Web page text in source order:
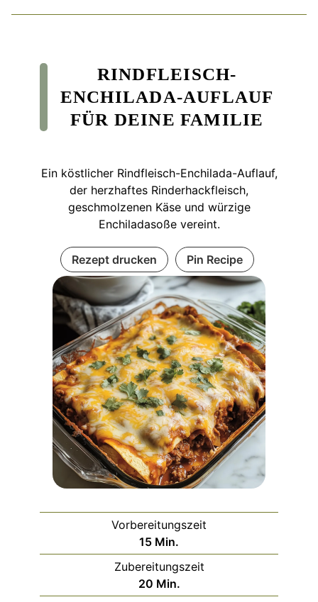
RINDFLEISCH-
ENCHILADA-AUFLAUF
FÜR DEINE FAMILIE
Ein köstlicher Rindfleisch-Enchilada-Auflauf,
der herzhaftes Rinderhackfleisch,
geschmolzenen Käse und würzige
Enchiladasoße vereint.
Rezept drucken Pin Recipe
Vorbereitungszeit
15Minuten
Min.
Zubereitungszeit
20Minuten
Min.